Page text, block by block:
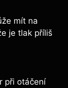
mít na
je tlak příliš
při otáčení